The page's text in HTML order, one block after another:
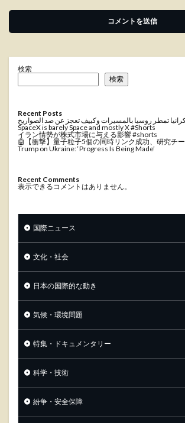
検索
検索
Recent Posts
تمطر روسيا بالمسيرات وكييف تعجز عن صد الصواريخ
SpaceX is barely Space and mostly X #Shorts
イラン情勢が株式市場に与える影響 #shorts
🤖【衝撃】量子粒子5個の同時リンク成功、研究チ
Trump on Ukraine: ‘Progress Is Being Made’
Recent Comments
表示できるコメントはありません。
国際ニュース
文化・社会
日本の国際的な動き
気候・環境問題
特集・ドキュメンタリー
科学・技術
紛争・安全保障